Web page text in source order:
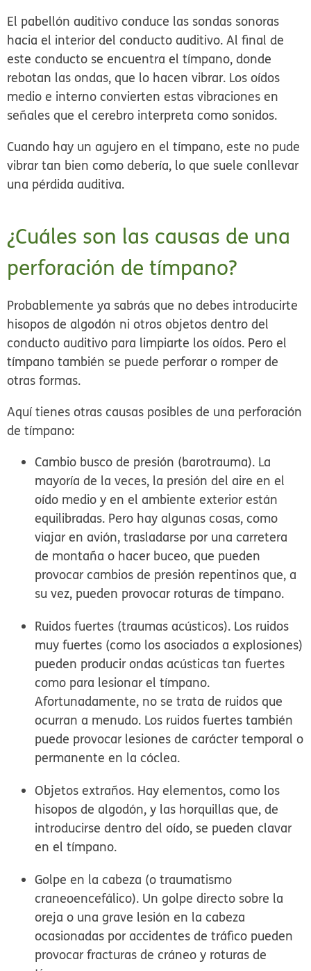
El pabellón auditivo conduce las sondas sonoras
hacia el interior del conducto auditivo. Al final de
este conducto se encuentra el tímpano, donde
rebotan las ondas, que lo hacen vibrar. Los oídos
medio e interno convierten estas vibraciones en
señales que el cerebro interpreta como sonidos.
Cuando hay un agujero en el tímpano, este no pude
vibrar tan bien como debería, lo que suele conllevar
una pérdida auditiva.
¿Cuáles son las causas de una
perforación de tímpano?
Probablemente ya sabrás que no debes introducirte
hisopos de algodón ni otros objetos dentro del
conducto auditivo para limpiarte los oídos. Pero el
tímpano también se puede perforar o romper de
otras formas.
Aquí tienes otras causas posibles de una perforación
de tímpano:
Cambio busco de presión (barotrauma). La
mayoría de la veces, la presión del aire en el
oído medio y en el ambiente exterior están
equilibradas. Pero hay algunas cosas, como
viajar en avión, trasladarse por una carretera
de montaña o hacer buceo, que pueden
provocar cambios de presión repentinos que, a
su vez, pueden provocar roturas de tímpano.
Ruidos fuertes (traumas acústicos). Los ruidos
muy fuertes (como los asociados a explosiones)
pueden producir ondas acústicas tan fuertes
como para lesionar el tímpano.
Afortunadamente, no se trata de ruidos que
ocurran a menudo. Los ruidos fuertes también
puede provocar lesiones de carácter temporal o
permanente en la cóclea.
Objetos extraños. Hay elementos, como los
hisopos de algodón, y las horquillas que, de
introducirse dentro del oído, se pueden clavar
en el tímpano.
Golpe en la cabeza (o traumatismo
craneoencefálico). Un golpe directo sobre la
oreja o una grave lesión en la cabeza
ocasionadas por accidentes de tráfico pueden
provocar fracturas de cráneo y roturas de